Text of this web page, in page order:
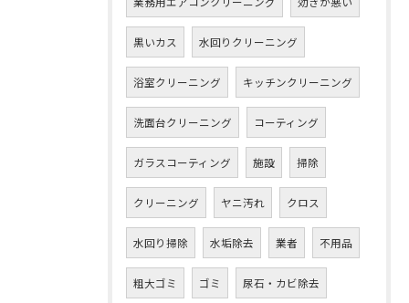
黒いカス 水回りクリーニング
浴室クリーニング キッチンクリーニング
洗面台クリーニング コーティング
ガラスコーティング 施設 掃除
クリーニング ヤニ汚れ クロス
水回り掃除 水垢除去 業者 不用品
粗大ゴミ ゴミ 尿石・カビ除去